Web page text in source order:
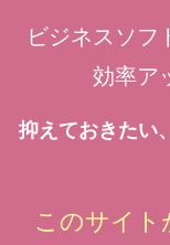
ビジネスソフ
効率ア
抑えておきたい
このサイト